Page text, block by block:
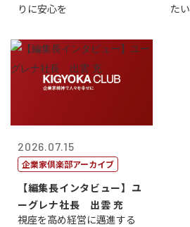
りに安心を
たい
2026.07.15
企業家倶楽部アーカイブ
【編集長インタビュー】ユ
ーグレナ社長 出雲 充
視座を高め経営に邁進する